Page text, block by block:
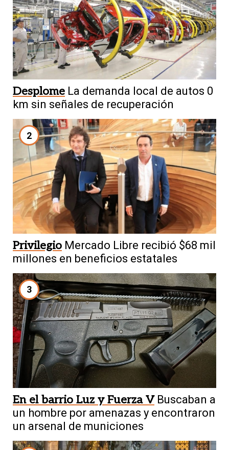
Desplome La demanda local de autos 0
km sin señales de recuperación
2
Privilegio Mercado Libre recibió $68 mil
millones en beneficios estatales
3
En el barrio Luz y Fuerza V Buscaban a
un hombre por amenazas y encontraron
un arsenal de municiones